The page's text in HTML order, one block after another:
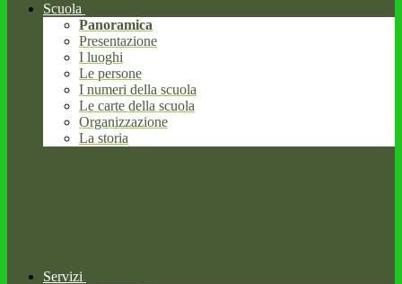
Scuola
Panoramica
Presentazione
I luoghi
Le persone
I numeri della scuola
Le carte della scuola
Organizzazione
La storia
Servizi